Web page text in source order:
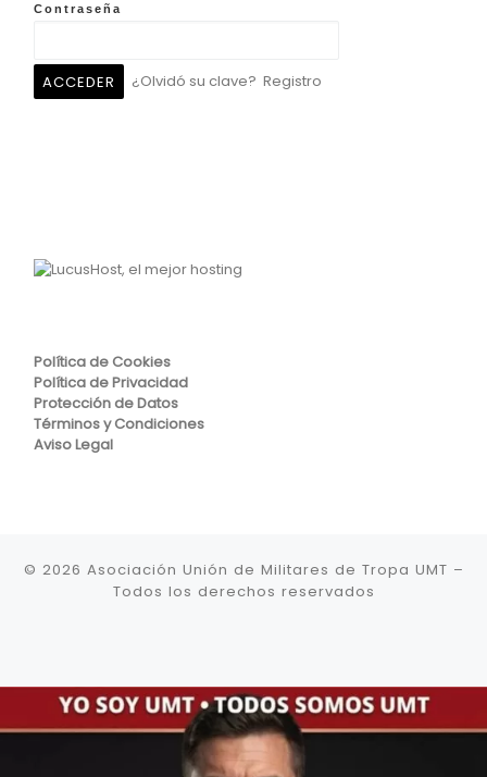
Contraseña
¿Olvidó su clave? Registro
Política de Cookies
Política de Privacidad
Protección de Datos
Términos y Condiciones
Aviso Legal
© 2026 Asociación Unión de Militares de Tropa UMT –
Todos los derechos reservados